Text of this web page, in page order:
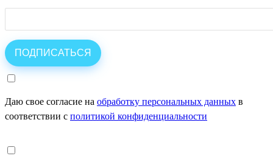
Даю свое согласие на обработку персональных данных в
соответствии с политикой конфиденциальности